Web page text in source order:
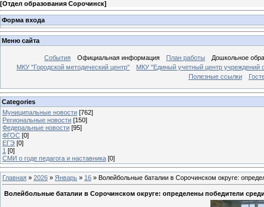
[Отдел образования Сорочинск]
Форма входа
Меню сайта
События Официальная информация План работы
Дошкольное
МКУ "Городской методический центр"
МКУ "Единый учетный центр учреждений
Полезные ссылки
Categories
Муниципальные новости [762]
Региональные новости [150]
Федеральные новости [95]
ФГОС [0]
ЕГЭ [0]
1 [0]
СМИ о годе педагога и наставника [0]
Главная » 2026 » Январь » 16 » Волейбольные баталии в Сорочинском округе:
Волейбольные баталии в Сорочинском округе: определены победители